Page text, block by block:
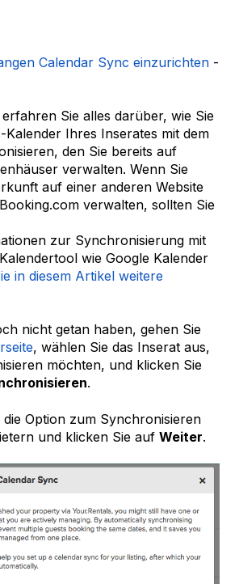
Calendar Sync einzurichten -
Sie alles darüber, wie Sie
Kalender Ihres Inserates mit dem
den Sie bereits auf
verwalten. Wenn Sie
auf einer anderen Website
verwalten, sollten Sie
zur Synchronisierung mit
wie Google Kalender
in diesem Artikel weitere
nicht getan haben, gehen Sie
, wählen Sie das Inserat aus,
möchten, und klicken Sie
.
die Option zum Synchronisieren
und klicken Sie auf Weiter.